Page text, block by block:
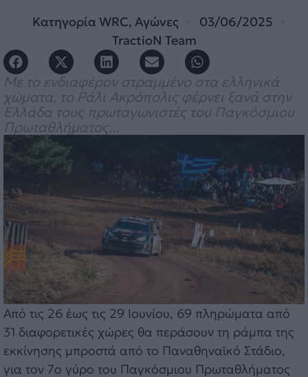
Κατηγορία WRC, Αγώνες
03/06/2025
TractioN Team
Με το ενδιαφέρον στραμμένο στα ελληνικά
χώματα, το Ράλι Ακρόπολις φέρνει ξανά στην
Ελλάδα τους πρωταγωνιστές του Παγκόσμιου
Πρωταθλήματος...
Από τις 26 έως τις 29 Ιουνίου, 69 πληρώματα από
31 διαφορετικές χώρες θα περάσουν τη ράμπα της
εκκίνησης μπροστά από το Παναθηναϊκό Στάδιο,
για τον 7ο γύρο του Παγκόσμιου Πρωταθλήματος